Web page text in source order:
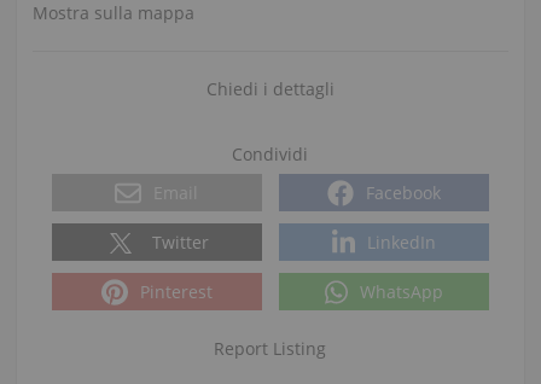
Mostra sulla mappa
Chiedi i dettagli
Condividi
Email
Facebook
Twitter LinkedIn
Pinterest WhatsApp
Report Listing